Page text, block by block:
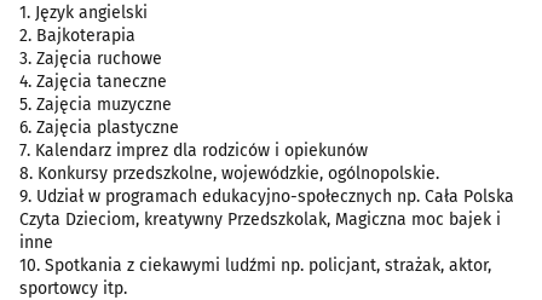
1. Język angielski
2. Bajkoterapia
3. Zajęcia ruchowe
4. Zajęcia taneczne
5. Zajęcia muzyczne
6. Zajęcia plastyczne
7. Kalendarz imprez dla rodziców i opiekunów
8. Konkursy przedszkolne, wojewódzkie, ogólnopolskie.
9. Udział w programach edukacyjno-społecznych np. Cała Polska
Czyta Dzieciom, kreatywny Przedszkolak, Magiczna moc bajek i
inne
10. Spotkania z ciekawymi ludźmi np. policjant, strażak, aktor,
sportowcy itp.